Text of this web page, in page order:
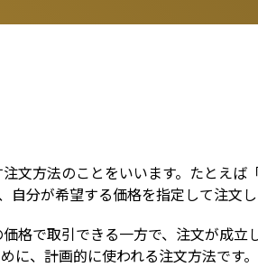
文方法のことをいいます。たとえば
分が希望する価格を指定して注文し
格で取引できる一方で、注文が成立
に、計画的に使われる注文方法です